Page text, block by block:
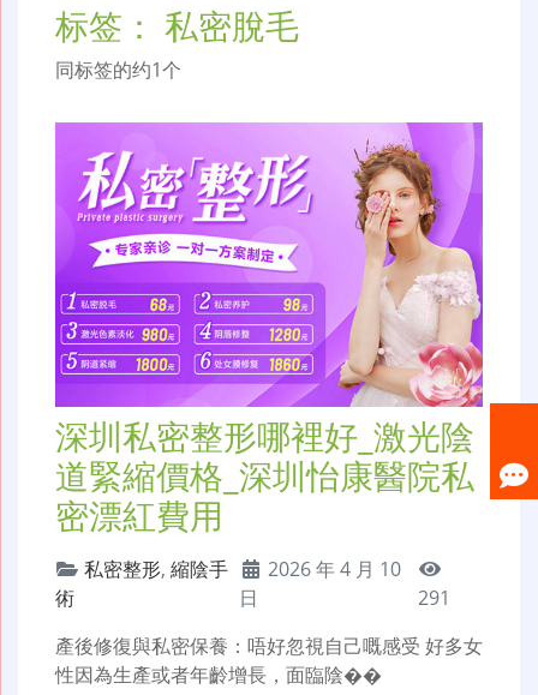
标签： 私密脫毛
同标签的约1个
深圳私密整形哪裡好_激光陰
道緊縮價格_深圳怡康醫院私
密漂紅費用
私密整形, 縮陰手
術
2026 年 4 月 10
日
291
產後修復與私密保養：唔好忽視自己嘅感受 好多女
性因為生產或者年齡增長，面臨陰��